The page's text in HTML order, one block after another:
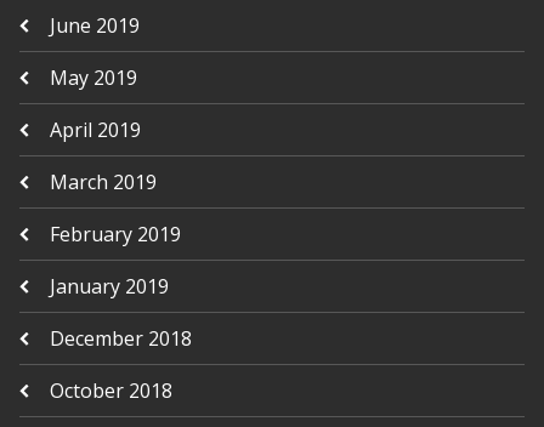
June 2019
May 2019
April 2019
March 2019
February 2019
January 2019
December 2018
October 2018